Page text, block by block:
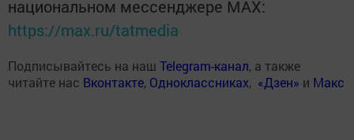
национальном мессенджере MАХ:
https://max.ru/tatmedia
Подписывайтесь на наш Telegram-канал, а также
читайте нас Вконтакте, Одноклассниках, «Дзен» и Макс